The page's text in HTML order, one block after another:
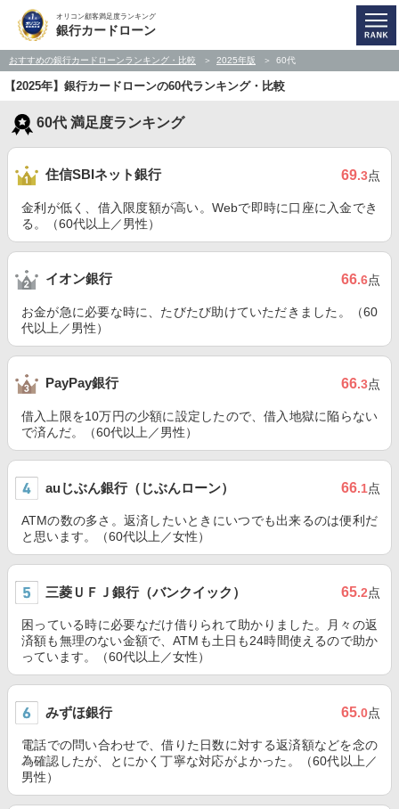
オリコン顧客満足度ランキング
銀行カードローン
おすすめの銀行カードローンランキング・比較 2025年版 60代
【2025年】銀行カードローンの60代ランキング・比較
60代 満足度ランキング
住信SBIネット銀行 69.3点
金利が低く、借入限度額が高い。Webで即時に口座に入金でき
る。（60代以上／男性）
イオン銀行 66.6点
お金が急に必要な時に、たびたび助けていただきました。（60
代以上／男性）
PayPay銀行 66.3点
借入上限を10万円の少額に設定したので、借入地獄に陥らない
で済んだ。（60代以上／男性）
auじぶん銀行（じぶんローン） 66.1点
ATMの数の多さ。返済したいときにいつでも出来るのは便利だ
と思います。（60代以上／女性）
三菱ＵＦＪ銀行（バンクイック） 65.2点
困っている時に必要なだけ借りられて助かりました。月々の返
済額も無理のない金額で、ATMも土日も24時間使えるので助か
っています。（60代以上／女性）
みずほ銀行 65.0点
電話での問い合わせで、借りた日数に対する返済額などを念の
為確認したが、とにかく丁寧な対応がよかった。（60代以上／
男性）